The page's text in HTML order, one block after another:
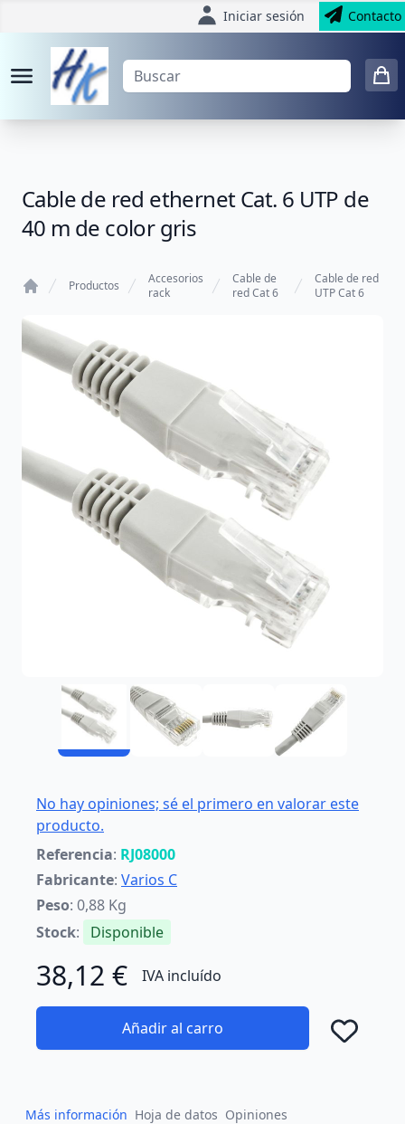
Iniciar sesión Contacto
Cable de red ethernet Cat. 6 UTP de
40 m de color gris
Productos
Accesorios
rack
Cable de
red Cat 6
Cable de red
UTP Cat 6
No hay opiniones; sé el primero en valorar este
producto.
Referencia: RJ08000
Fabricante: Varios C
Peso: 0,88 Kg
Stock: Disponible
38,12 € IVA incluído
Añadir al carro
Más información Hoja de datos Opiniones